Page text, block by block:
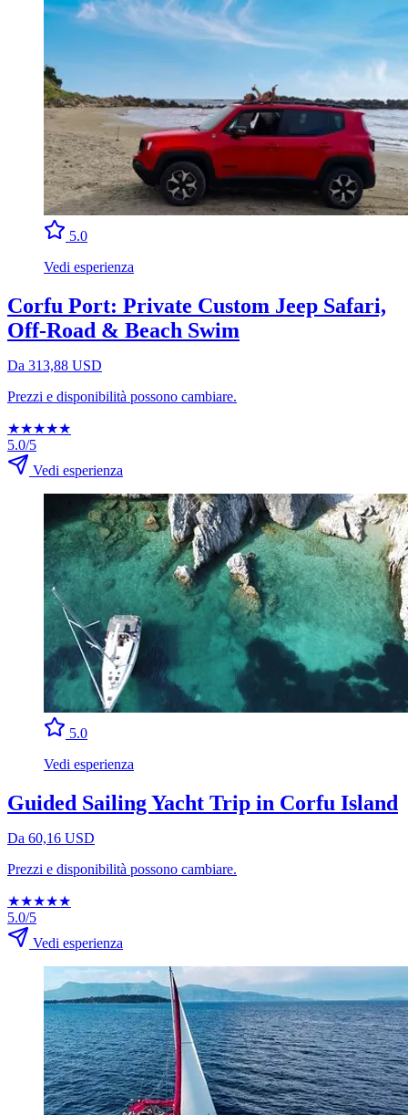
5.0
Vedi esperienza
Corfu Port: Private Custom Jeep Safari,
Off-Road & Beach Swim
Da 313,88 USD
Prezzi e disponibilità possono cambiare.
★★★★★
5.0/5
Vedi esperienza
5.0
Vedi esperienza
Guided Sailing Yacht Trip in Corfu Island
Da 60,16 USD
Prezzi e disponibilità possono cambiare.
★★★★★
5.0/5
Vedi esperienza